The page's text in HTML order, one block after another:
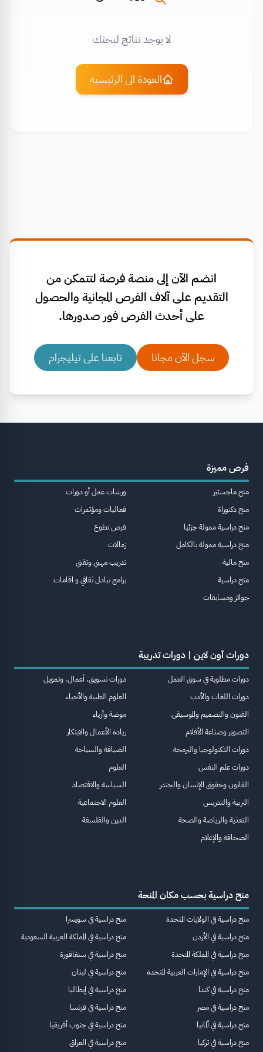
لا يوجد نتائج لبحثك
العودة الى الرئيسية
انضم الآن إلى منصة فرصة لتتمكن من
التقديم على آلاف الفرص المجانية والحصول
على أحدث الفرص فور صدورها.
سجل الآن مجانا تابعنا على تيليجرام
فرص مميزة
منح ماجستير
منح دكتوراة
منح دراسية ممولة جزئيا
منح دراسية ممولة بالكامل
منح مالية
منح دراسية
جوائز ومسابقات
ورشات عمل أو دورات
فعاليات ومؤتمرات
فرص تطوع
زمالات
تدريب مهني وتقني
برامج تبادل ثقافي و اقامات
دورات أون لاين | دورات تدريبة
دورات مطلوبة في سوق العمل
دورات اللغات والأدب
الفنون والتصميم والموسيقى
التصوير وصناعة الأفلام
دورات التكنولوجيا والبرمجة
دورات علم النفس
القانون وحقوق الإنسان والجندر
التربية والتدريس
التغذية والرياضة والصحة
الصحافة والإعلام
دورات تسويق، أعمال، وتمويل
العلوم الطبية والأحياء
موضة وأزياء
ريادة الأعمال والابتكار
الضيافة والسياحة
العلوم
السياسة والاقتصاد
العلوم الاجتماعية
الدين والفلسفة
منح دراسية بحسب مكان المنحة
منح دراسية في الولايات المتحدة
منح دراسية في الأردن
منح دراسية في المملكة المتحدة
منح دراسية في الإمارات العربية المتحدة
منح دراسية في كندا
منح دراسية في مصر
منح دراسية في ألمانيا
منح دراسية في تركيا
منح دراسية في سويسرا
منح دراسية في المملكة العربية السعودية
منح دراسية في سنغافورة
منح دراسية في لبنان
منح دراسية في إيطاليا
منح دراسية في فرنسا
منح دراسية في جنوب أفريقيا
منح دراسية في العراق